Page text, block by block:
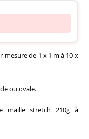
mesure de 1 x 1 m à 10 x
ou ovale.
maille stretch 210g à